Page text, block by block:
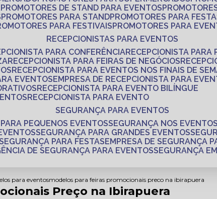
PROMOTORES DE STAND PARA EVENTOS
PROMOTORES PARA STAND PROMOTORES PARA
PARA FESTIVAIS
PROMOTORES PARA
RECEPCIONISTAS PARA EVENTOS
PARA CONFERÊNCIA
RECEPCIONISTA PARA
RECEPCIONISTA PARA FEIRAS DE NEGÓCIOS
RECEPCIONISTA PARA EVENTOS NOS FINAIS DE
EVENTOS
EMPRESA DE RECEPCIONISTA PARA
RECEPCIONISTA PARA EVENTO BILÍNGUE
RECEPCIONISTA PARA EVENTO
SEGURANÇA PARA EVENTOS
PARA PEQUENOS EVENTOS SEGURANÇA NOS
SEGURANÇA PARA GRANDES EVENTOS
SEGURANÇA PARA FESTAS
EMPRESA DE SEGURANÇA
DE SEGURANÇA PARA EVENTOS SEGURANÇA
para eventosmodelos para feiras promocionais preco na ibirapuera
Preço na Ibirapuera